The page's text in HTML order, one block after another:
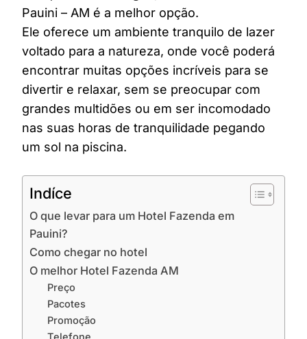
Pauini – AM é a melhor opção.
Ele oferece um ambiente tranquilo de lazer
voltado para a natureza, onde você poderá
encontrar muitas opções incríveis para se
divertir e relaxar, sem se preocupar com
grandes multidões ou em ser incomodado
nas suas horas de tranquilidade pegando
um sol na piscina.
Indíce
O que levar para um Hotel Fazenda em
Pauini?
Como chegar no hotel
O melhor Hotel Fazenda AM
Preço
Pacotes
Promoção